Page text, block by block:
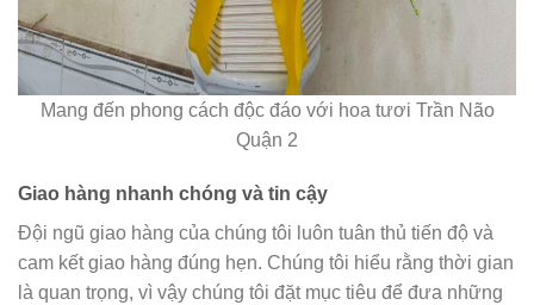
Mang đến phong cách độc đáo với hoa tươi Trần Não
Quận 2
Giao hàng nhanh chóng và tin cậy
Đội ngũ giao hàng của chúng tôi luôn tuân thủ tiến độ và
cam kết giao hàng đúng hẹn. Chúng tôi hiểu rằng thời gian
là quan trọng, vì vậy chúng tôi đặt mục tiêu để đưa những